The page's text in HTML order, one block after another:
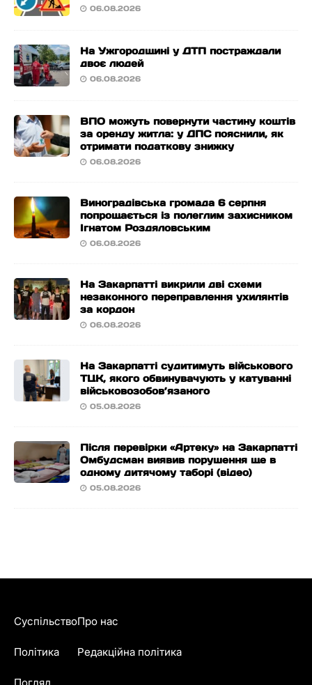
06.08.2026
На Ужгородщині у ДТП постраждали
двоє людей
06.08.2026
ВПО можуть повернути частину коштів
за оренду житла: у ДПС пояснили, як
отримати податкову знижку
06.08.2026
Виноградівська громада 6 серпня
попрощається із полеглим захисником
Ігнатом Роздяловським
06.08.2026
На Закарпатті викрили дві схеми
незаконного переправлення ухилянтів
за кордон
06.08.2026
На Закарпатті судитимуть військового
ТЦК, якого обвинувачують у катуванні
військовозобов’язаного
05.08.2026
Після перевірки «Артеку» на Закарпатті
Омбудсман виявив порушення ще в
одному дитячому таборі (відео)
05.08.2026
Суспільство
Політика
Про нас
Редакційна політика